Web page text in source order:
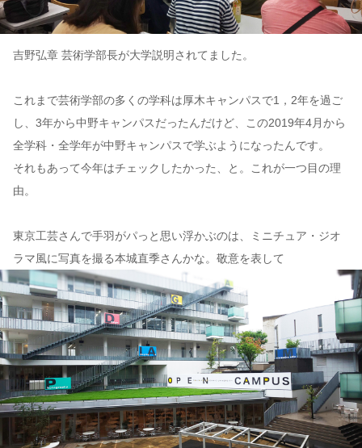
吉野弘章 芸術学部長が大学説明されてました。
これまで芸術学部の多くの学科は厚木キャンパスで1，2年を過ご
し、3年から中野キャンパスだったんだけど、この2019年4月から
全学科・全学年が中野キャンパスで学ぶようになったんです。
それもあって今年はチェックしたかった、と。これが一つ目の理
由。
東京工芸さんで手羽がパっと思い浮かぶのは、ミニチュア・ジオ
ラマ風に写真を撮る本城直季さんかな。敬意を表して